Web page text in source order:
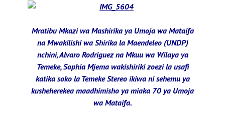
Mratibu Mkazi wa Mashirika ya Umoja wa Mataifa
na Mwakilishi wa Shirika la Maendeleo (UNDP)
nchini, Alvaro Rodriguez na Mkuu wa Wilaya ya
Temeke, Sophia Mjema wakishiriki zoezi la usafi
katika soko la Temeke Stereo ikiwa ni sehemu ya
kusheherekea maadhimisho ya miaka 70 ya Umoja
wa Mataifa.